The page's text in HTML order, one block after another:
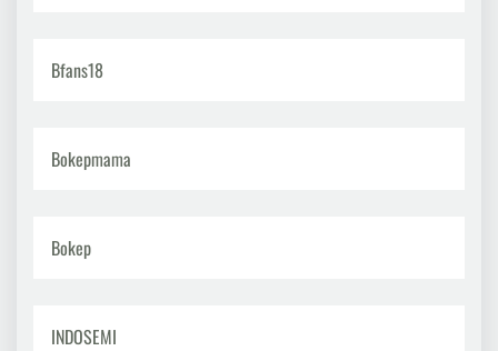
Bfans18
Bokepmama
Bokep
INDOSEMI